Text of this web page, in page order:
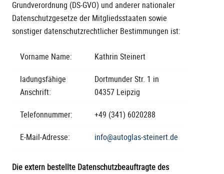
Grundverordnung (DS-GVO) und anderer nationaler
Datenschutzgesetze der Mitgliedsstaaten sowie
sonstiger datenschutzrechtlicher Bestimmungen ist:
Vorname Name: Kathrin Steinert
ladungsfähige
Anschrift:
Dortmunder Str. 1 in
04357 Leipzig
Telefonnummer: +49 (341) 6020288
E-Mail-Adresse: info@autoglas-steinert.de
Die extern bestellte Datenschutzbeauftragte des